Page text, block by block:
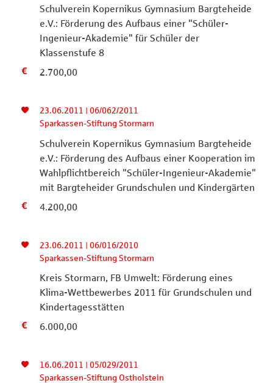
Schulverein Kopernikus Gymnasium Bargteheide
e.V.: Förderung des Aufbaus einer "Schüler-
Ingenieur-Akademie" für Schüler der
Klassenstufe 8
2.700,00
23.06.2011 | 06/062/2011
Sparkassen-Stiftung Stormarn
Schulverein Kopernikus Gymnasium Bargteheide
e.V.: Förderung des Aufbaus einer Kooperation im
Wahlpflichtbereich "Schüler-Ingenieur-Akademie"
mit Bargteheider Grundschulen und Kindergärten
4.200,00
23.06.2011 | 06/016/2010
Sparkassen-Stiftung Stormarn
Kreis Stormarn, FB Umwelt: Förderung eines
Klima-Wettbewerbes 2011 für Grundschulen und
Kindertagesstätten
6.000,00
16.06.2011 | 05/029/2011
Sparkassen-Stiftung Ostholstein